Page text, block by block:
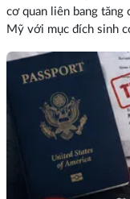
cơ quan liên bang
Mỹ với mục đích sinh